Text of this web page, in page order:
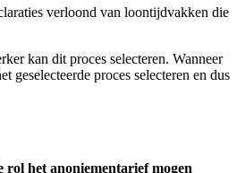
verloond van loontijdvakken die
kan dit proces selecteren. Wanneer
geselecteerde proces selecteren en dus
het anoniementarief mogen